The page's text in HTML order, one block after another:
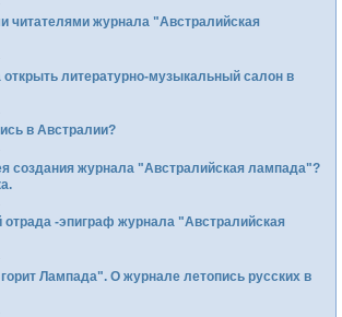
читателями журнала "Австралийская
литературно-музыкальный салон в
в Австралии?
создания журнала "Австралийская лампада"?
-эпиграф журнала "Австралийская
Лампада". О журнале летопись русских в